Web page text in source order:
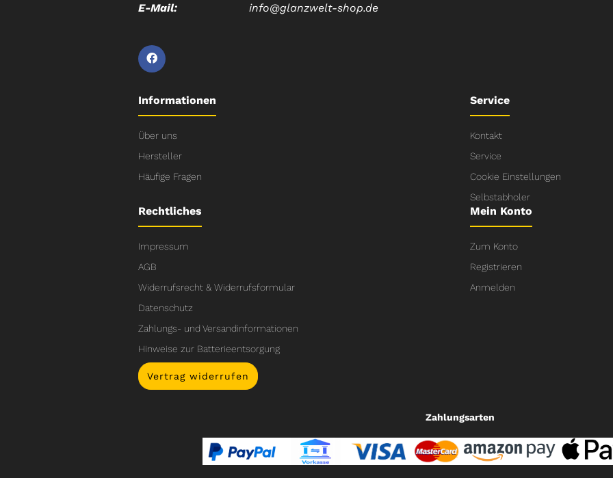
E-Mail:
info@glanzwelt-shop.de
Informationen
Über uns
Hersteller
Häufige Fragen
Service
Kontakt
Service
Cookie Einstellungen
Selbstabholer
Rechtliches
Impressum
AGB
Widerrufsrecht & Widerrufsformular
Datenschutz
Zahlungs- und Versandinformationen
Hinweise zur Batterieentsorgung
Vertrag widerrufen
Mein Konto
Zum Konto
Registrieren
Anmelden
Zahlungsarten